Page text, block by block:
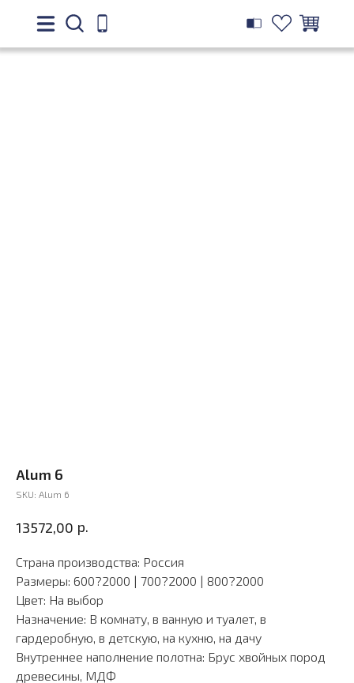
Alum 6
SKU: Alum 6
13572,00 р.
Страна производства: Россия
Размеры: 600?2000 | 700?2000 | 800?2000
Цвет: На выбор
Назначение: В комнату, в ванную и туалет, в
гардеробную, в детскую, на кухню, на дачу
Внутреннее наполнение полотна: Брус хвойных пород
древесины, МДФ